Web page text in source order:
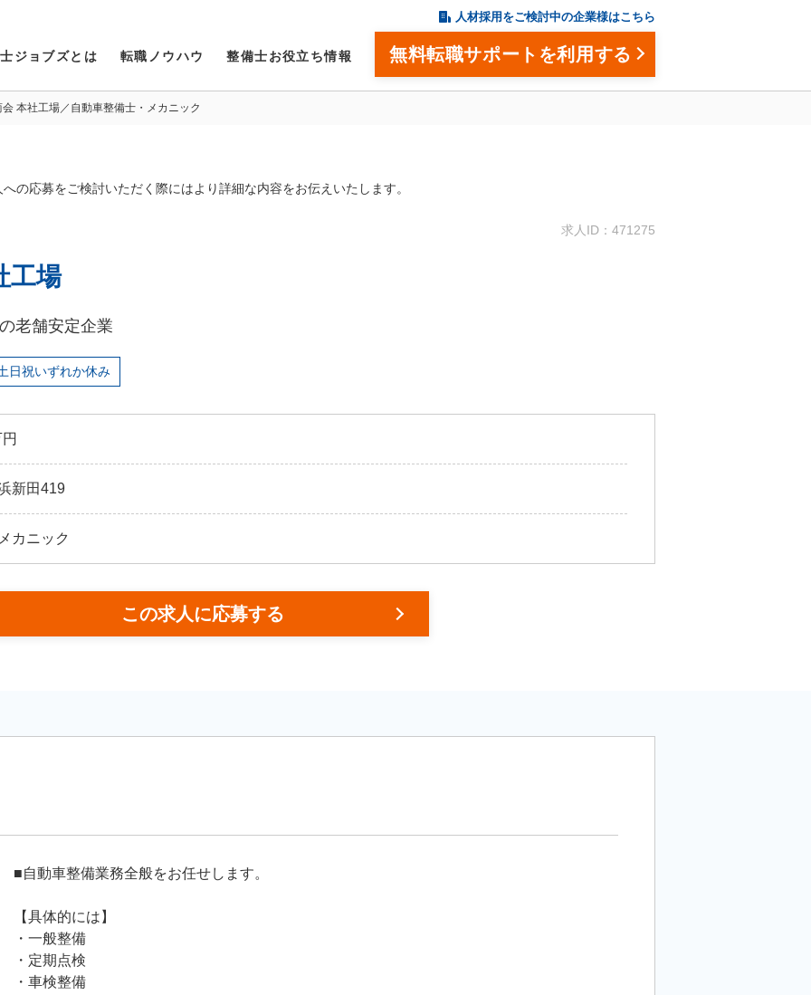
人材採用をご検討中の企業様はこちら
ジョブズとは 転職ノウハウ 整備士お役立ち情報 無料転職サポートを利用する
本社工場／自動車整備士・メカニック
の応募をご検討いただく際にはより詳細な内容をお伝えいたします。
求人ID：471275
工場
老舗安定企業
日祝いずれか休み
新田419
カニック
この求人に応募する
■自動車整備業務全般をお任せします。
【具体的には】
・一般整備
・定期点検
・車検整備